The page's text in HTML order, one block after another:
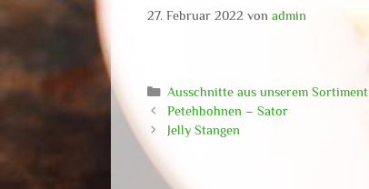
27. Februar 2022 von admin
Kategorien
Ausschnitte aus unserem Sortiment
Petehbohnen – Sator
Jelly Stangen